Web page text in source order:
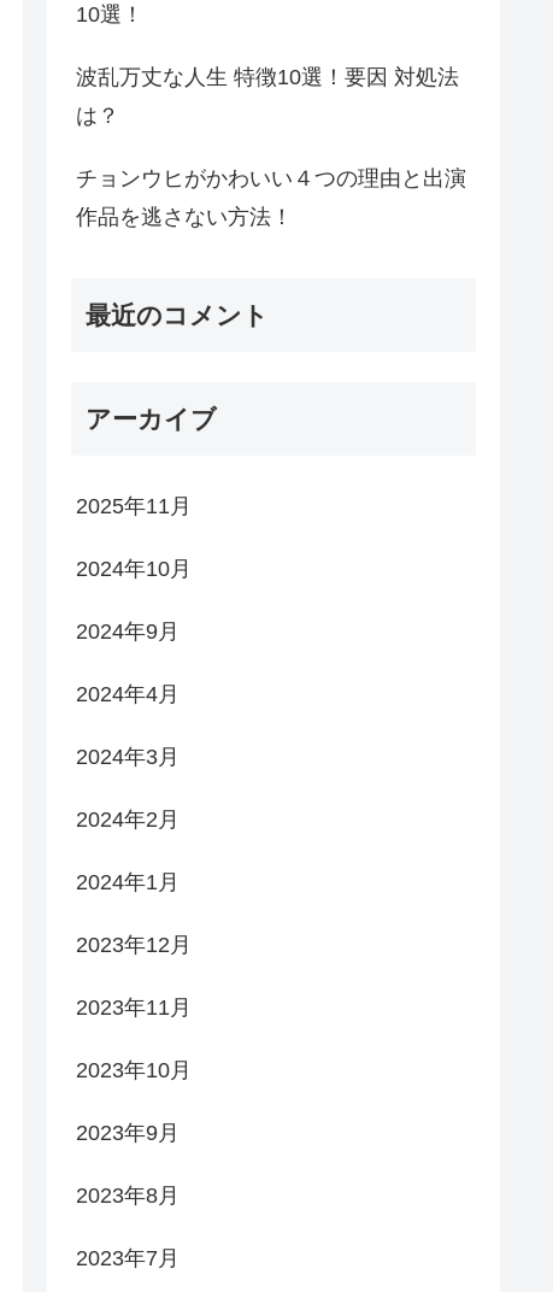
10選！
波乱万丈な人生 特徴10選！要因 対処法
は？
チョンウヒがかわいい４つの理由と出演
作品を逃さない方法！
最近のコメント
アーカイブ
2025年11月
2024年10月
2024年9月
2024年4月
2024年3月
2024年2月
2024年1月
2023年12月
2023年11月
2023年10月
2023年9月
2023年8月
2023年7月